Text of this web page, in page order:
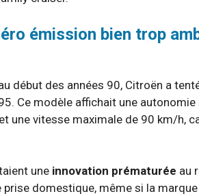
émission bien trop
début des années 90, Citroën a
Ce modèle affichait une
une vitesse maximale de 90 km/h,
une innovation prématurée au
domestique, même si la